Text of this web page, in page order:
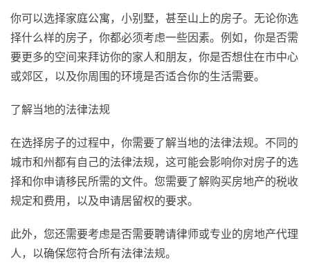
你可以选择家庭公寓，小别墅，甚至山上的房子。无论你选
择什么样的房子，你都必须考虑一些因素。例如，你是否需
要更多的空间来拜访你的家人和朋友，你是否想住在市中心
或郊区，以及你周围的环境是否适合你的生活需要。
了解当地的法律法规
在选择房子的过程中，你需要了解当地的法律法规。不同的
城市和州都有自己的法律法规，这可能会影响你对房子的选
择和你申请移民所需的文件。您需要了解购买房地产的税收
规定和费用，以及申请居留权的要求。
此外，您还需要考虑是否需要聘请律师或专业的房地产代理
人，以确保您符合所有法律法规。